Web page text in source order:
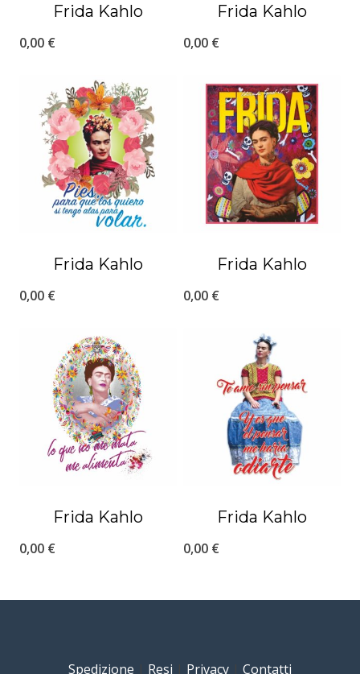
Frida Kahlo
0,00 €
Frida Kahlo
0,00 €
Frida Kahlo
0,00 €
Frida Kahlo
0,00 €
Frida Kahlo
0,00 €
Frida Kahlo
0,00 €
Spedizione Resi Privacy Contatti